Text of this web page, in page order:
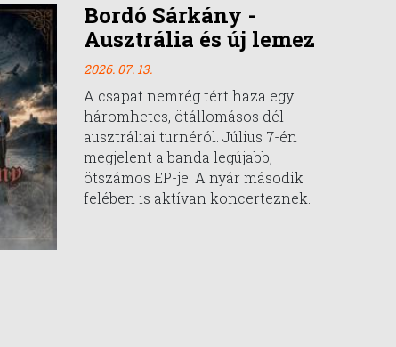
Bordó Sárkány -
Ausztrália és új lemez
2026. 07. 13.
A csapat nemrég tért haza egy
háromhetes, ötállomásos dél-
ausztráliai turnéról. Július 7-én
megjelent a banda legújabb,
ötszámos EP-je. A nyár második
felében is aktívan koncerteznek.